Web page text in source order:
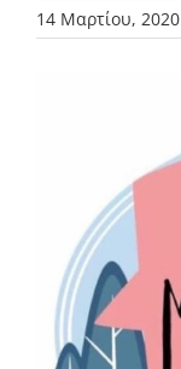
14 Μαρτίου, 2020